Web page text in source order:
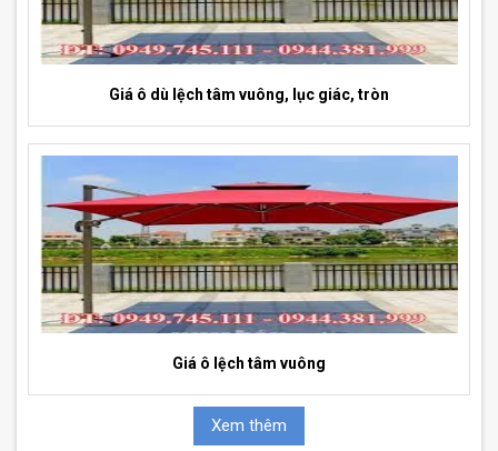
Giá ô dù lệch tâm vuông, lục giác, tròn
Giá ô lệch tâm vuông
Xem thêm